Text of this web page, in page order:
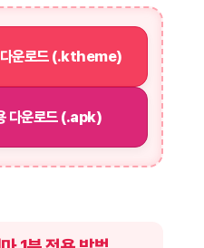
운로드 (.ktheme)
다운로드 (.apk)